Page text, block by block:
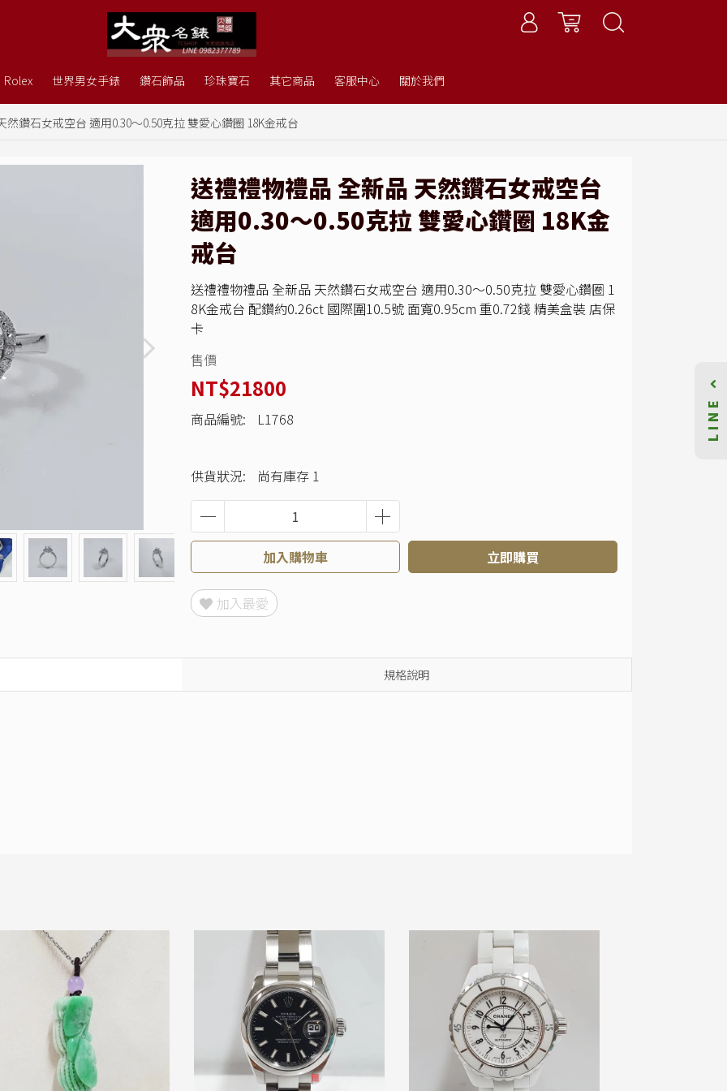
Rolex 世界男女手錶 鑽石飾品 珍珠寶石 其它商品 客服中心 關於我們
鑽石女戒空台 適用0.30～0.50克拉 雙愛心鑽圈 18K金戒台
送禮禮物禮品 全新品 天然鑽石女戒空台
適用0.30～0.50克拉 雙愛心鑽圈 18K金
戒台
送禮禮物禮品 全新品 天然鑽石女戒空台 適用0.30～0.50克拉 雙愛心鑽圈 1
8K金戒台 配鑽約0.26ct 國際圍10.5號 面寬0.95cm 重0.72錢 精美盒裝 店保
卡
售價
NT$21800
商品編號: L1768
供貨狀況: 尚有庫存 1
加入購物車 立即購買
加入最愛
規格說明
LINE